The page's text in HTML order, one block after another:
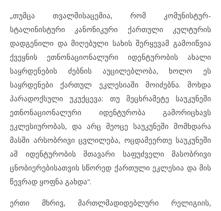
„თუმცა თვალშისაცემია, რომ კომუნისტურ-
სტალინისტური კანონიკური ქართული კულტურის
დადგენილი და მიღებული სახის შერყევამ გამოიწვია
ქვეყნის ეთნონაციონალური იდენტურობის ახალი
საყრდენების ძებნის აუცილებლობა, ხოლო ეს
საყრდენები ქართულ ეკლესიაში მოიძებნა. მოხდა
პარადოქსული უკუქცევა: თუ მეცხრამეტე საუკუნეში
ეთნონაციონალური იდენტურობა გამორიცხავს
ეკლესიურობას, და არც მეოცე საუკუნეში მომხდარა
მასში არსობრივი ცვლილება, ოცდამეერთე საუკუნეში
ამ იდენტურობის მთავარი საფუძველი მასობრივი
ცნობიერებისათვის სწორედ ქართული ეკლესია და მის
წევრად ყოფნა გახდა“.
ერთი მხრივ, მართლმადიდებლური რელიგიის,